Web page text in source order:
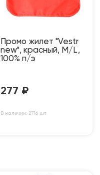
Промо жилет "Vestr
new", красный, M/L,
100% п/э
277 ₽
В наличии: 2716 шт